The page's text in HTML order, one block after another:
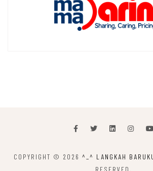
COPYRIGHT © 2026 ^_^ LANGKAH
RESERVED.